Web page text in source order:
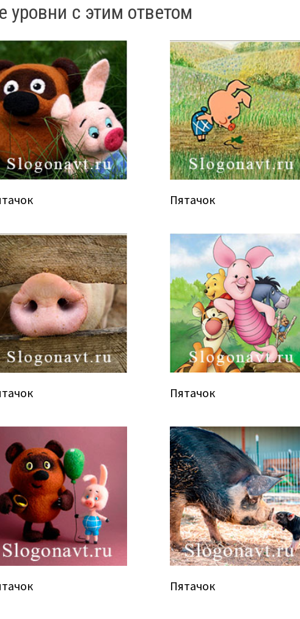
уровни с этим ответом
Пятачок
Пятачок
Пятачок